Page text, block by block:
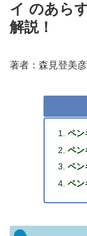
イ のあら
解説！
著者：森見登美
ペン
ペン
ペン
ペン